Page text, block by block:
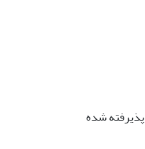
پذیرفته شده